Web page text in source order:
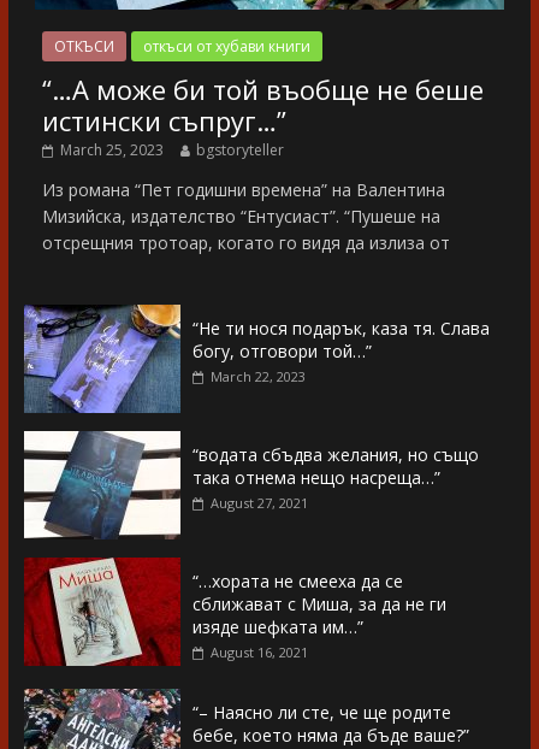
ОТКЪСИ откъси от хубави книги
“…А може би той въобще не беше
истински съпруг…”
March 25, 2023 bgstoryteller
Из романа “Пет годишни времена” на Валентина
Мизийска, издателство “Ентусиаст”. “Пушеше на
отсрещния тротоар, когато го видя да излиза от
“Не ти нося подарък, каза тя. Слава
богу, отговори той…”
March 22, 2023
“водата сбъдва желания, но също
така отнема нещо насреща…”
August 27, 2021
“…хората не смееха да се
сближават с Миша, за да не ги
изяде шефката им…”
August 16, 2021
“– Наясно ли сте, че ще родите
бебе, което няма да бъде ваше?”